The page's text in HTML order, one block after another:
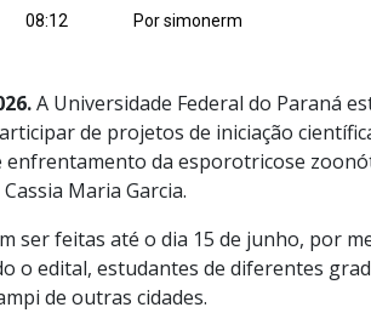
08:12 Por simonerm
A Universidade Federal do Paraná
de projetos de iniciação
enfrentamento da esporotricose
Maria Garcia.
ser feitas até o dia 15 de junho, por
o edital, estudantes de diferentes
de outras cidades.